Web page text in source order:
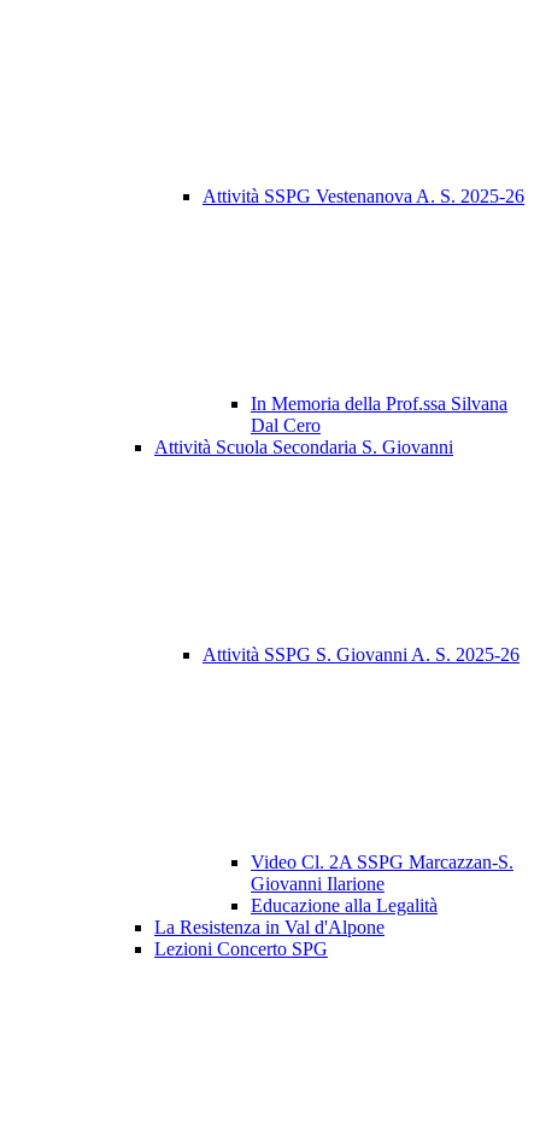
Attività SSPG Vestenanova A. S. 2025-26
In Memoria della Prof.ssa Silvana
Dal Cero
Attività Scuola Secondaria S. Giovanni
Attività SSPG S. Giovanni A. S. 2025-26
Video Cl. 2A SSPG Marcazzan-S.
Giovanni Ilarione
Educazione alla Legalità
La Resistenza in Val d'Alpone
Lezioni Concerto SPG